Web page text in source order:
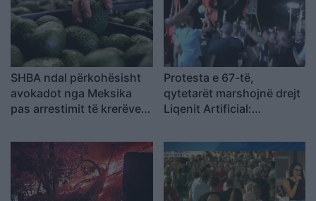
SHBA ndal përkohësisht
avokadot nga Meksika
pas arrestimit të krerëve
Protesta e 67-të,
qytetarët marshojnë drejt
Liqenit Artificial:
revolucion”